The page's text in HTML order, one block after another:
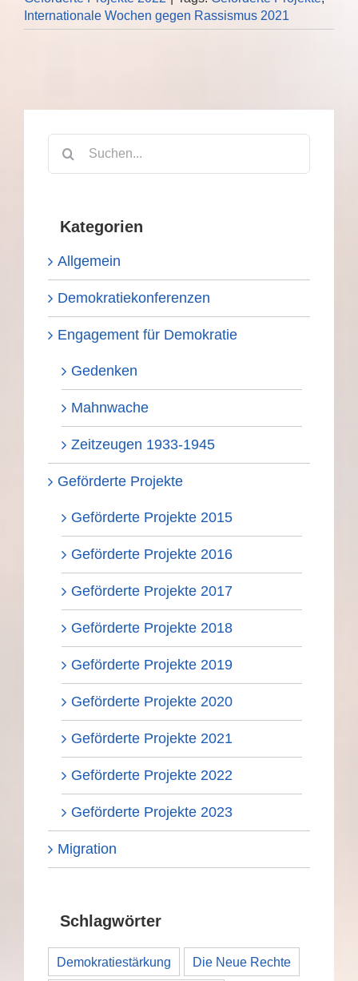
Internationale Wochen gegen Rassismus 2021
nach:
Kategorien
Allgemein
Demokratiekonferenzen
Engagement für Demokratie
Gedenken
Mahnwache
Zeitzeugen 1933-1945
Geförderte Projekte
Geförderte Projekte 2015
Geförderte Projekte 2016
Geförderte Projekte 2017
Geförderte Projekte 2018
Geförderte Projekte 2019
Geförderte Projekte 2020
Geförderte Projekte 2021
Geförderte Projekte 2022
Geförderte Projekte 2023
Migration
Schlagwörter
Demokratiestärkung Die Neue Rechte